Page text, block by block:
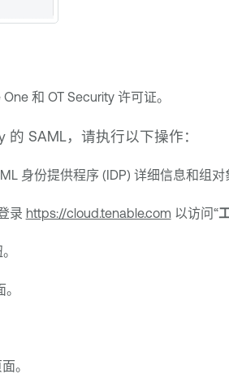
One和 OT Security许可证。
的 SAML，请执行以下操作：
身份提供程序 (IDP) 详细信息和组对
录 https://cloud.tenable.com 以访问“
。